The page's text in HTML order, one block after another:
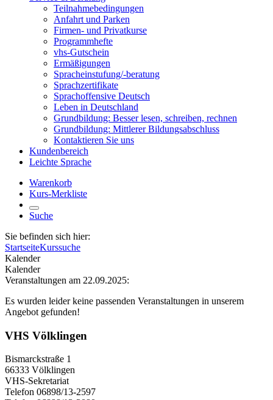
Teilnahmebedingungen
Anfahrt und Parken
Firmen- und Privatkurse
Programmhefte
vhs-Gutschein
Ermäßigungen
Spracheinstufung/-beratung
Sprachzertifikate
Sprachoffensive Deutsch
Leben in Deutschland
Grundbildung: Besser lesen, schreiben, rechnen
Grundbildung: Mittlerer Bildungsabschluss
Kontaktieren Sie uns
Kundenbereich
Leichte Sprache
Warenkorb
Kurs-Merkliste
Suche
Sie befinden sich hier:
StartseiteKurssuche
Kalender
Kalender
Veranstaltungen am 22.09.2025:
Es wurden leider keine passenden Veranstaltungen in unserem
Angebot gefunden!
VHS Völklingen
Bismarckstraße 1
66333 Völklingen
VHS-Sekretariat
Telefon 06898/13-2597